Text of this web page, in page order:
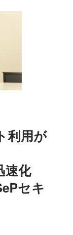
利用が
速化
セキ